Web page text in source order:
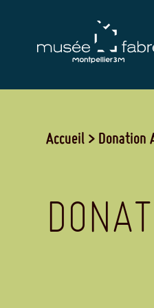
contenu
Accueil Donation